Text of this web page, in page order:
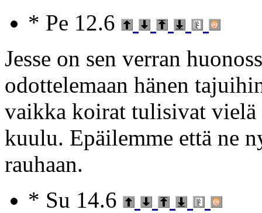
* Pe 12.6
Jesse on sen verran
odottelemaan hänen
vaikka koirat tulisivat vielä
kuulu. Epäilemme että ne
rauhaan.
* Su 14.6